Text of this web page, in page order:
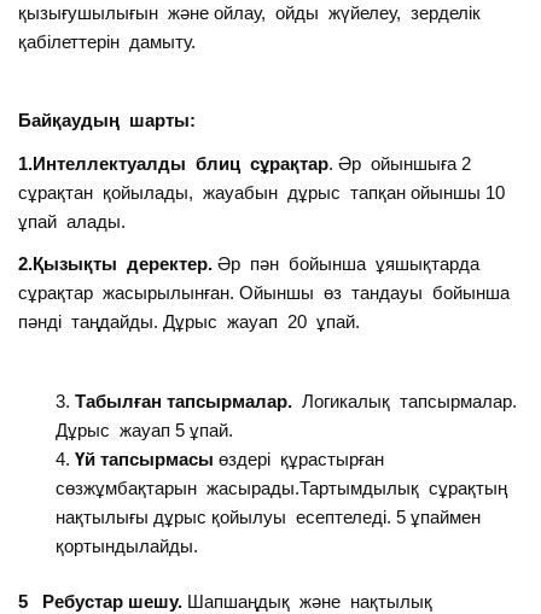
қызығушылығын және ойлау, ойды жүйелеу, зерделік
қабілеттерін дамыту.
Байқаудың шарты:
1.Интеллектуалды блиц сұрақтар. Әр ойыншыға 2
сұрақтан қойылады, жауабын дұрыс тапқан ойыншы 10
ұпай алады.
2.Қызықты деректер. Әр пән бойынша ұяшықтарда
сұрақтар жасырылынған. Ойыншы өз тандауы бойынша
пәнді таңдайды. Дұрыс жауап 20 ұпай.
Табылған тапсырмалар.Логикалық тапсырмалар.
Дұрыс жауап 5 ұпай.
Үй тапсырмасы өздері құрастырған
сөзжұмбақтарын жасырады.Тартымдылық сұрақтың
нақтылығы дұрыс қойылуы есептеледі. 5 ұпаймен
қортындылайды.
5 Ребустар шешу. Шапшаңдық және нақтылық